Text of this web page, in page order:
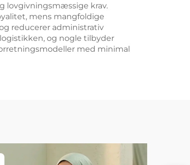
lovgivningsmæssige krav.
mens mangfoldige
reducerer administrativ
og nogle tilbyder
med minimal